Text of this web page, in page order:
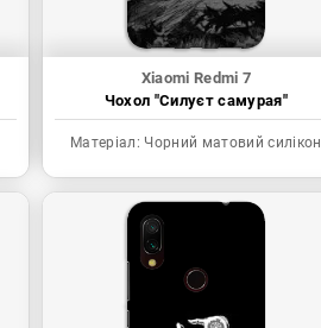
Xiaomi Redmi 7
Чохол "Силуєт самурая"
Матеріал: Чорний матовий силікон